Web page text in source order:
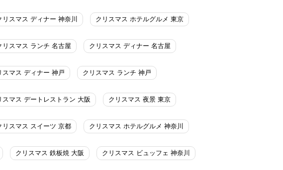
リスマス ディナー 神奈川 クリスマス ホテルグルメ 東京
リスマス ランチ 名古屋 クリスマス ディナー 名古屋
スマス ディナー 神戸 クリスマス ランチ 神戸
スマス デートレストラン 大阪 クリスマス 夜景 東京
リスマス スイーツ 京都 クリスマス ホテルグルメ 神奈川
クリスマス 鉄板焼 大阪 クリスマス ビュッフェ 神奈川